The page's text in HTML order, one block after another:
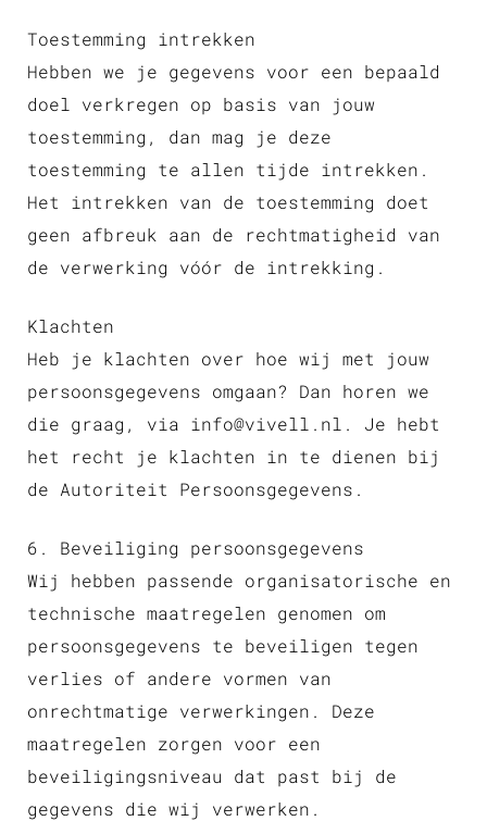
Toestemming intrekken
Hebben we je gegevens voor een bepaald
doel verkregen op basis van jouw
toestemming, dan mag je deze
toestemming te allen tijde intrekken.
Het intrekken van de toestemming doet
geen afbreuk aan de rechtmatigheid van
de verwerking vóór de intrekking.
Klachten
Heb je klachten over hoe wij met jouw
persoonsgegevens omgaan? Dan horen we
die graag, via info@vivell.nl. Je hebt
het recht je klachten in te dienen bij
de Autoriteit Persoonsgegevens.
6. Beveiliging persoonsgegevens
Wij hebben passende organisatorische en
technische maatregelen genomen om
persoonsgegevens te beveiligen tegen
verlies of andere vormen van
onrechtmatige verwerkingen. Deze
maatregelen zorgen voor een
beveiligingsniveau dat past bij de
gegevens die wij verwerken.